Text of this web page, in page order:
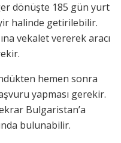
dönüşte 185 gün yurt
halinde getirilebilir.
vekalet vererek aracı
hemen sonra
yapması gerekir.
Bulgaristan’a
bulunabilir.